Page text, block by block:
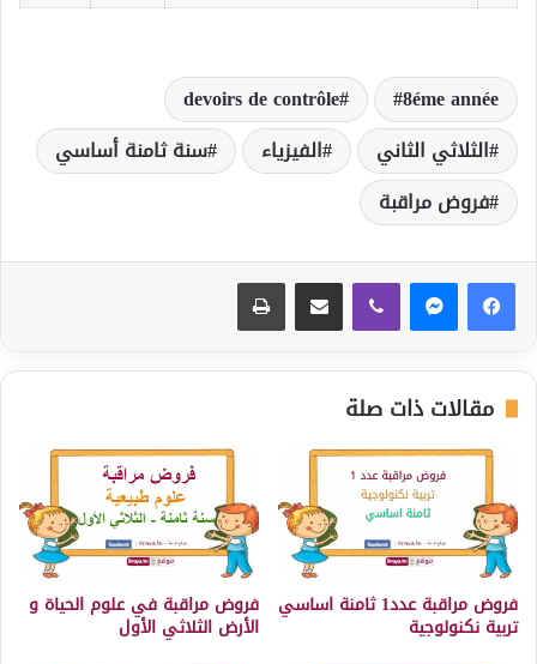
8éme année
devoirs de contrôle
الثلاثي الثاني
الفيزياء
سنة ثامنة أساسي
فروض مراقبة
مقالات ذات صلة
فروض مراقبة عدد1 ثامنة اساسي
تربية نكنولوجية
فروض مراقبة في علوم الحياة و
الأرض الثلاثي الأول